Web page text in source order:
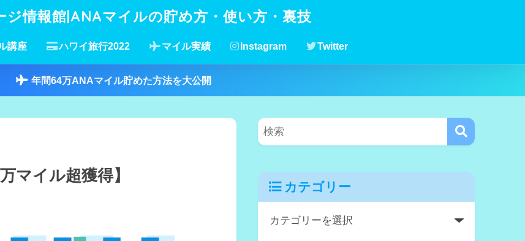
ジ情報館|ANAマイルの貯め方・使い方・裏技
講座 ハワイ旅行2022 マイル実績 Instagram Twitter
年間64万ANAマイル貯めた方法を大公開
マイル超獲得】
カテゴリー